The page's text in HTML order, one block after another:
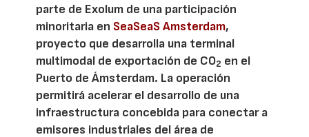
parte de Exolum de una participación
minoritaria en SeaSeaS Amsterdam,
proyecto que desarrolla una terminal
multimodal de exportación de CO2 en el
Puerto de Ámsterdam. La operación
permitirá acelerar el desarrollo de una
infraestructura concebida para conectar a
emisores industriales del área de